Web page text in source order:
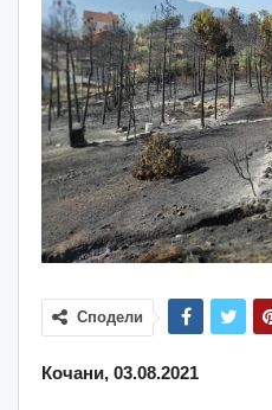
Сподели
Кочани, 03.08.2021